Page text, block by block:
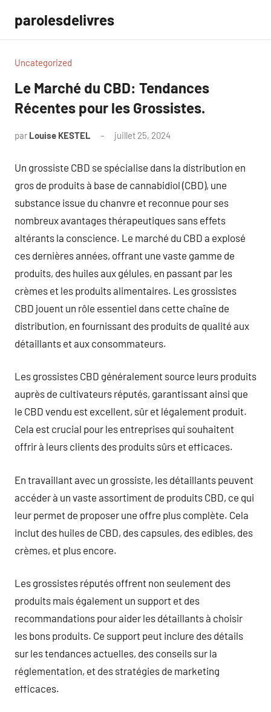
contenu
parolesdelivres
Uncategorized
Le Marché du CBD: Tendances
Récentes pour les Grossistes.
par Louise KESTEL juillet 25, 2024
Un grossiste CBD se spécialise dans la distribution en
gros de produits à base de cannabidiol (CBD), une
substance issue du chanvre et reconnue pour ses
nombreux avantages thérapeutiques sans effets
altérants la conscience. Le marché du CBD a explosé
ces dernières années, offrant une vaste gamme de
produits, des huiles aux gélules, en passant par les
crèmes et les produits alimentaires. Les grossistes
CBD jouent un rôle essentiel dans cette chaîne de
distribution, en fournissant des produits de qualité aux
détaillants et aux consommateurs.
Les grossistes CBD généralement source leurs produits
auprès de cultivateurs réputés, garantissant ainsi que
le CBD vendu est excellent, sûr et légalement produit.
Cela est crucial pour les entreprises qui souhaitent
offrir à leurs clients des produits sûrs et efficaces.
En travaillant avec un grossiste, les détaillants peuvent
accéder à un vaste assortiment de produits CBD, ce qui
leur permet de proposer une offre plus complète. Cela
inclut des huiles de CBD, des capsules, des edibles, des
crèmes, et plus encore.
Les grossistes réputés offrent non seulement des
produits mais également un support et des
recommandations pour aider les détaillants à choisir
les bons produits. Ce support peut inclure des détails
sur les tendances actuelles, des conseils sur la
réglementation, et des stratégies de marketing
efficaces.